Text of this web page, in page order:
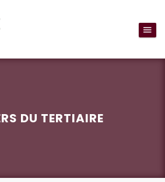
DU TERTIAIRE